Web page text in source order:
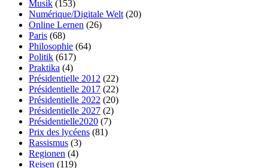
Musik (153)
Numérique/Digitale Welt (20)
Online Lernen (26)
Paris (68)
Philosophie (64)
Politik (617)
Praktika (4)
Présidentielle 2012 (22)
Présidentielle 2017 (22)
Présidentielle 2022 (20)
Présidentielle 2027 (2)
Présidentielle2020 (7)
Prix des lycéens (81)
Rassismus (3)
Regionen (4)
Reisen (119)